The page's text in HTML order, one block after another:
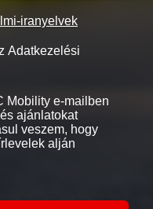
iranyelvek
Adatkezelési
Mobility e-mailben
ajánlatokat
veszem, hogy
alján